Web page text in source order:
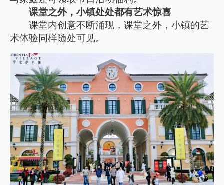
课堂之外，小镇处处都有艺术惊喜
课堂内创意不断涌现，课堂之外，小镇的艺
术体验同样随处可见。